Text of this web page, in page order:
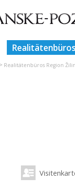
Realitätenbüros
Realitätenbüros Region